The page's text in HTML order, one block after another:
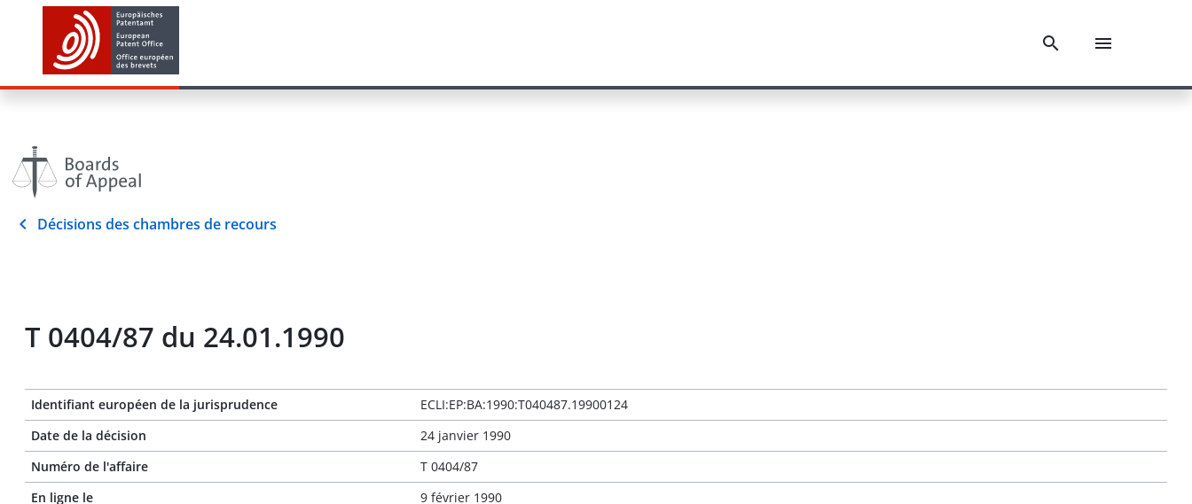
Décisions des chambres de recours
T 0404/87 du 24.01.1990
Identifiant européen de la jurisprudence
ECLI:EP:BA:1990:T040487.19900124
Date de la décision
24 janvier 1990
Numéro de l'affaire
T 0404/87
En ligne le
9 février 1990